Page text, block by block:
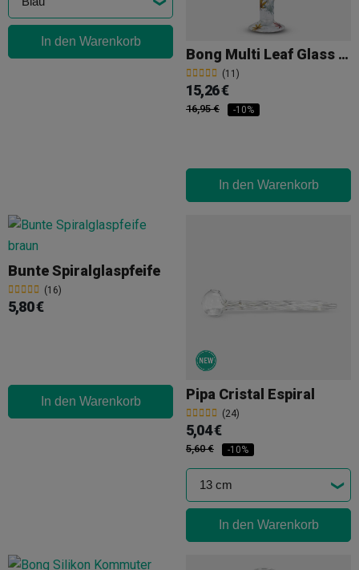
In den Warenkorb
Bong Multi Leaf Glass 40 Cm
(11)
15,26 €
16,95 € -10%
In den Warenkorb
Bunte Spiralglaspfeife
(16)
5,80 €
In den Warenkorb Pipa Cristal Espiral
(24)
5,04 €
5,60 € -10%
In den Warenkorb